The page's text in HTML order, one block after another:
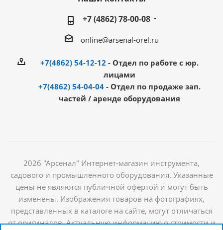
+7 (4862) 78-00-08
online@arsenal-orel.ru
+7(4862) 54-12-12 - Отдел по работе с юр.
лицами
+7(4862) 54-04-04 - Отдел по продаже зап.
частей / аренде оборудования
2026 "Арсенал" Интернет-магазин инструмента,
садового и промышленного оборудования. Указанные
цены не являются публичной офертой и могут быть
изменены. Изображения товаров на фотографиях,
представленных в каталоге на сайте, могут отличаться
от оригиналов. Актуальную информацию о стоимости и